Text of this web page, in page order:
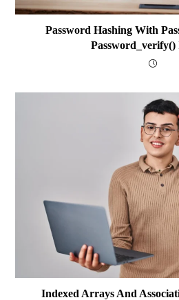
Password Hashing With
Indexed Arrays And